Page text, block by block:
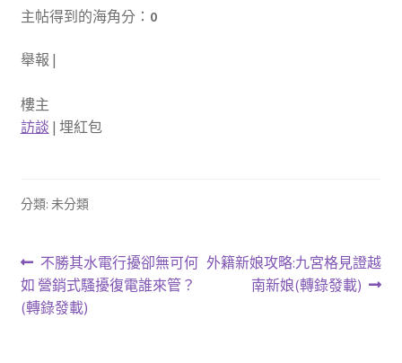
主帖得到的海角分： 0
舉報 |
樓主
訪談 | 埋紅包
分類: 未分類
文
章
上
一
篇
不勝其水電行擾卻無可何
如 營銷式騷擾復電誰來管？
(轉錄發載)
下
外籍新娘攻略:九宮格見證越
南新娘(轉錄發載)